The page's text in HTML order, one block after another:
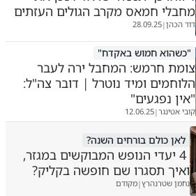
מחבלי חמאס מקרב הגולים העזתים
דוד הכהן|
28.09.25
"כשהוא חמוש באקדח"
צומת חרמש: המחבל ירה לעבר
הלוחמים ומיד נוטרל | דובר צה"ל:
"אין נפגעים"
קובי אטינגר|
12.06.25
לאן כולם בורחים השנה?
4 יעדי הנופש המבוקשים במגזר,
ואיך תסגרו שם חופשה בקליק?
נחמן שטרנהרץ|מקודם